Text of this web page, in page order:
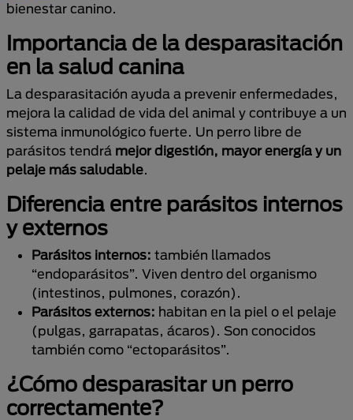
bienestar canino.
Importancia de la desparasitación
en la salud canina
La desparasitación ayuda a prevenir enfermedades,
mejora la calidad de vida del animal y contribuye a un
sistema inmunológico fuerte. Un perro libre de
parásitos tendrá mejor digestión, mayor energía y un
pelaje más saludable.
Diferencia entre parásitos internos
y externos
Parásitos internos: también llamados
“endoparásitos”. Viven dentro del organismo
(intestinos, pulmones, corazón).
Parásitos externos: habitan en la piel o el pelaje
(pulgas, garrapatas, ácaros). Son conocidos
también como “ectoparásitos”.
¿Cómo desparasitar un perro
correctamente?